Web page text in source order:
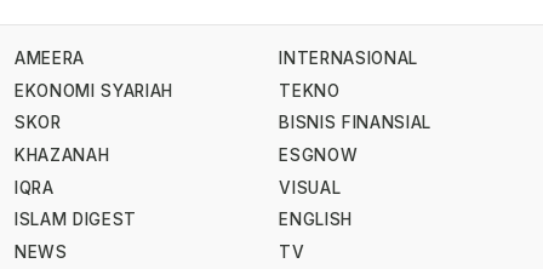
AMEERA
EKONOMI SYARIAH
SKOR
KHAZANAH
IQRA
ISLAM DIGEST
NEWS
INTERNASIONAL
TEKNO
BISNIS FINANSIAL
ESGNOW
VISUAL
ENGLISH
TV